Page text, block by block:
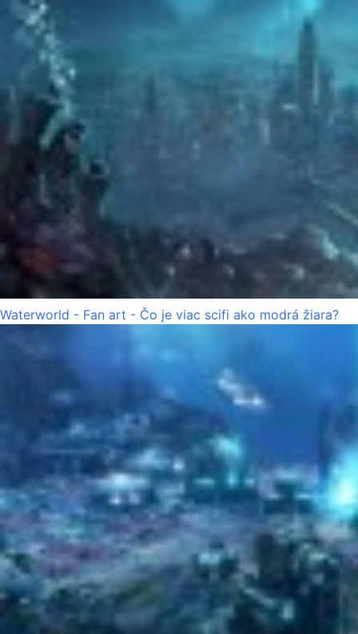
Waterworld - Fan art - Čo je viac scifi ako modrá žiara?